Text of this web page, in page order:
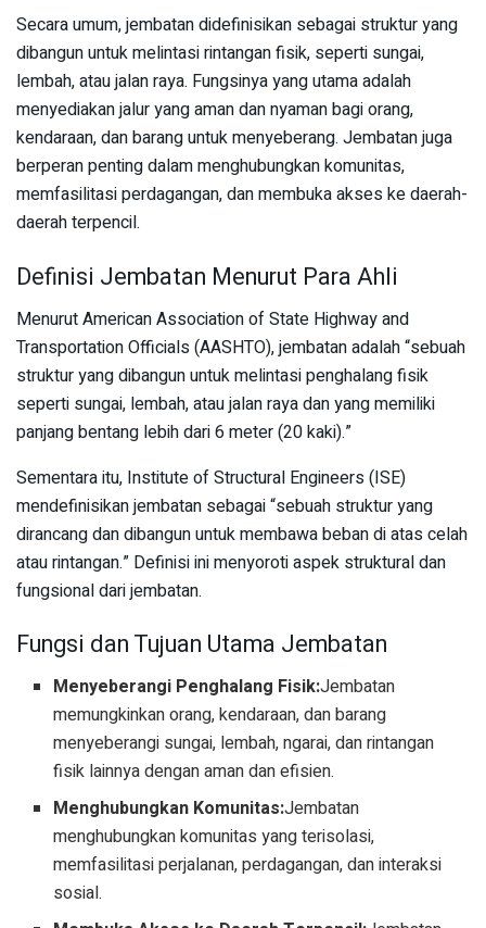
Secara umum, jembatan didefinisikan sebagai struktur yang
dibangun untuk melintasi rintangan fisik, seperti sungai,
lembah, atau jalan raya. Fungsinya yang utama adalah
menyediakan jalur yang aman dan nyaman bagi orang,
kendaraan, dan barang untuk menyeberang. Jembatan juga
berperan penting dalam menghubungkan komunitas,
memfasilitasi perdagangan, dan membuka akses ke daerah-
daerah terpencil.
Definisi Jembatan Menurut Para Ahli
Menurut American Association of State Highway and
Transportation Officials (AASHTO), jembatan adalah “sebuah
struktur yang dibangun untuk melintasi penghalang fisik
seperti sungai, lembah, atau jalan raya dan yang memiliki
panjang bentang lebih dari 6 meter (20 kaki).”
Sementara itu, Institute of Structural Engineers (ISE)
mendefinisikan jembatan sebagai “sebuah struktur yang
dirancang dan dibangun untuk membawa beban di atas celah
atau rintangan.” Definisi ini menyoroti aspek struktural dan
fungsional dari jembatan.
Fungsi dan Tujuan Utama Jembatan
Menyeberangi Penghalang Fisik:Jembatan
memungkinkan orang, kendaraan, dan barang
menyeberangi sungai, lembah, ngarai, dan rintangan
fisik lainnya dengan aman dan efisien.
Menghubungkan Komunitas:Jembatan
menghubungkan komunitas yang terisolasi,
memfasilitasi perjalanan, perdagangan, dan interaksi
sosial.